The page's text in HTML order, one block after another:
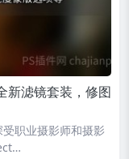
新滤镜套装，修图
职业摄影师和摄影